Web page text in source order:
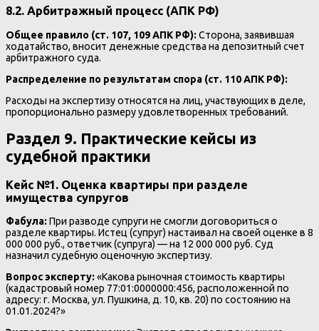
8.2. Арбитражный процесс (АПК РФ)
Общее правило (ст. 107, 109 АПК РФ):Сторона, заявившая
ходатайство, вносит денежные средства на депозитный счет
арбитражного суда.
Распределение по результатам спора (ст. 110 АПК РФ):
Расходы на экспертизу относятся на лиц, участвующих в деле,
пропорционально размеру удовлетворенных требований.
Раздел 9. Практические кейсы из
судебной практики
Кейс №1. Оценка квартиры при разделе
имущества супругов
Фабула:При разводе супруги не смогли договориться о
разделе квартиры. Истец (супруг) настаивал на своей оценке в 8
000 000 руб., ответчик (супруга) — на 12 000 000 руб. Суд
назначил судебную оценочную экспертизу.
Вопрос эксперту:«Какова рыночная стоимость квартиры
(кадастровый номер 77:01:0000000:456, расположенной по
адресу: г. Москва, ул. Пушкина, д. 10, кв. 20) по состоянию на
01.01.2024?»